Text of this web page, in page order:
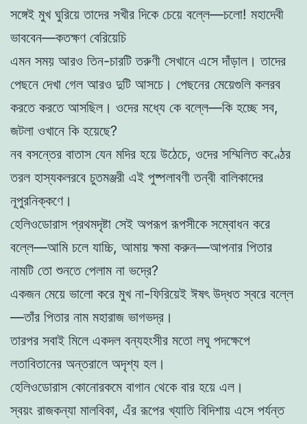
সঙ্গেই মুখ ঘুরিয়ে তাদের সখীর দিকে চেয়ে বল্লে—চলো! মহাদেবী
ভাববেন—কতক্ষণ বেরিয়েচি
এমন সময় আরও তিন-চারটি তরুণী সেখানে এসে দাঁড়াল। তাদের
পেছনে দেখা গেল আরও দুটি আসচে। পেছনের মেয়েগুলি কলরব
করতে করতে আসছিল। ওদের মধ্যে কে বল্লে—কি হচ্ছে সব,
জটলা ওখানে কি হয়েছে?
নব বসন্তের বাতাস যেন মদির হয়ে উঠেচে, ওদের সম্মিলিত কণ্ঠের
তরল হাস্যকলরবে চুতমঞ্জরী এই পুষ্পলাবণী তন্বী বালিকাদের
নূপুরনিক্কণে।
হেলিওডোরাস প্রথমদৃষ্টা সেই অপরূপ রূপসীকে সম্বোধন করে
বল্লে—আমি চলে যাচ্চি, আমায় ক্ষমা করুন—আপনার পিতার
নামটি তো শুনতে পেলাম না ভদ্রে?
একজন মেয়ে ভালো করে মুখ না-ফিরিয়েই ঈষৎ উদ্ধত স্বরে বল্লে
—তাঁর পিতার নাম মহারাজ ভাগভদ্র।
তারপর সবাই মিলে একদল বন্যহংসীর মতো লঘু পদক্ষেপে
লতাবিতানের অন্তরালে অদৃশ্য হল।
হেলিওডোরাস কোনোরকমে বাগান থেকে বার হয়ে এল।
স্বয়ং রাজকন্যা মালবিকা, এঁর রূপের খ্যাতি বিদিশায় এসে পর্যন্ত